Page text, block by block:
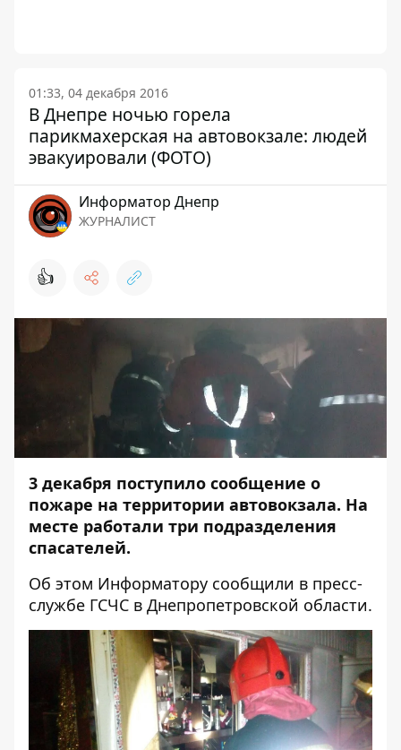
01:33, 04 декабря 2016
В Днепре ночью горела
парикмахерская на автовокзале: людей
эвакуировали (ФОТО)
Информатор Днепр
ЖУРНАЛИСТ
👍
3 декабря поступило сообщение о
пожаре на территории автовокзала. На
месте работали три подразделения
спасателей.
Об этом Информатору сообщили в пресс-
службе ГСЧС в Днепропетровской области.